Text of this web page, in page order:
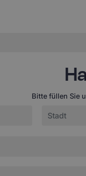
Bitte füllen Sie